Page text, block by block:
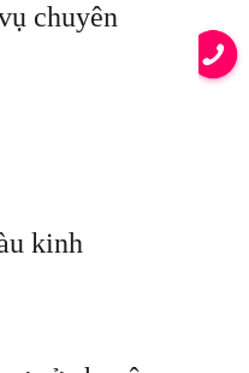
chuyên
kinh